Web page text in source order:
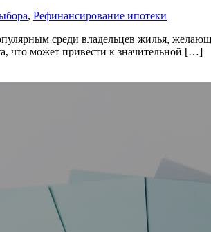
, Рефинансирование ипотеки
среди владельцев жилья,
что может привести к значительной […]